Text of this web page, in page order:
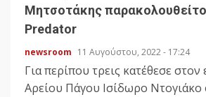
Μητσοτάκης
Predator
newsroom 11 Αυγούστου, 2022 - 17:24
Για περίπου τρεις κατέθεσε στον
Αρείου Πάγου Ισίδωρο Ντογιάκο